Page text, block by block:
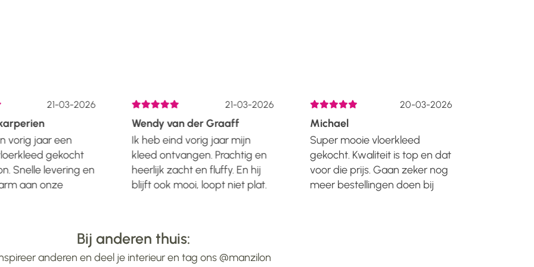
21-03-2026
vorig jaar een
gekocht
Snelle levering en
aan onze
21-03-2026
Wendy van der Graaff
Ik heb eind vorig jaar mijn
kleed ontvangen. Prachtig en
heerlijk zacht en fluffy. En hij
blijft ook mooi, loopt niet plat.
hebben. Was er binnen
aangegeven aantal
weken.Heel blij mee ...
20-03-2026
Michael
Super mooie vloerkleed
gekocht. Kwaliteit is top en dat
voor die prijs. Gaan zeker nog
meer bestellingen doen bij
Bij anderen thuis:
anderen en deel je interieur en tag ons @manzilon